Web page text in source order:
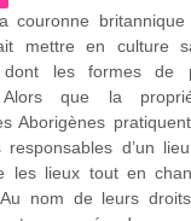
couronne britannique
mettre en culture
dont les formes de
Alors que la
Aborigènes
responsables d’un
les lieux tout en
Au nom de leurs